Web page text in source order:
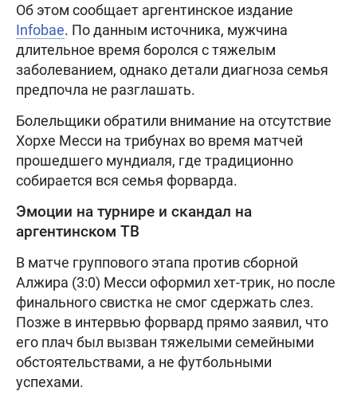
Об этом сообщает аргентинское издание
Infobae. По данным источника, мужчина
длительное время боролся с тяжелым
заболеванием, однако детали диагноза семья
предпочла не разглашать.
Болельщики обратили внимание на отсутствие
Хорхе Месси на трибунах во время матчей
прошедшего мундиаля, где традиционно
собирается вся семья форварда.
Эмоции на турнире и скандал на
аргентинском ТВ
В матче группового этапа против сборной
Алжира (3:0) Месси оформил хет-трик, но после
финального свистка не смог сдержать слез.
Позже в интервью форвард прямо заявил, что
его плач был вызван тяжелыми семейными
обстоятельствами, а не футбольными
успехами.